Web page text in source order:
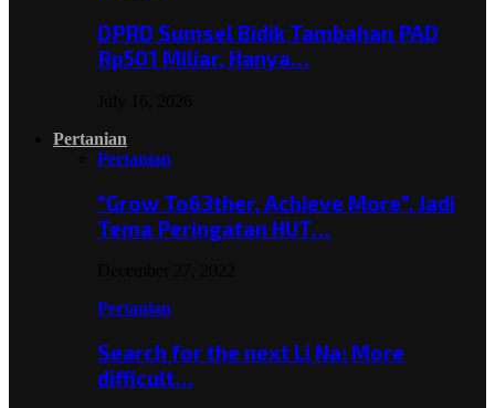
DPRD Sumsel Bidik Tambahan PAD
Rp501 Miliar, Hanya…
Pertanian
Pertanian
“Grow To63ther, Achieve More”, Jadi
Tema Peringatan HUT…
Pertanian
Search for the next Li Na: More
difficult…